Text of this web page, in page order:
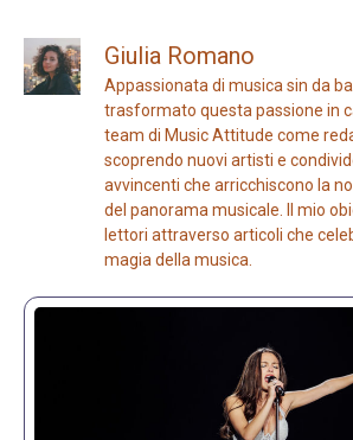
Giulia Romano
Appassionata di musica sin da
trasformato questa passione in
team di Music Attitude come
scoprendo nuovi artisti e
avvincenti che arricchiscono la
del panorama musicale. Il mio
lettori attraverso articoli che
magia della musica.